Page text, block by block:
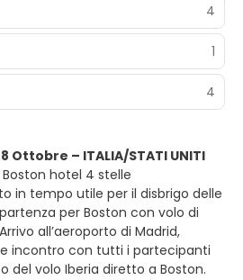
4
1
4
Ottobre – ITALIA/STATI UNITI
hotel 4 stelle
in tempo utile per il disbrigo delle
per Boston con volo di
all’aeroporto di Madrid,
incontro con tutti i partecipanti
del volo Iberia diretto a Boston.